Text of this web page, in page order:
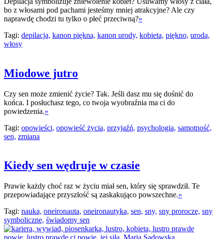
bo z włosami pod pachami jesteśmy mniej atrakcyjne? Ale czy
naprawdę chodzi tu tylko o płeć przeciwną?»
Tagi: depilacja, kanon piękna, kanon urody, kobieta, piękno, uroda,
włosy
Miodowe jutro
Czy sen może zmienić życie? Tak. Jeśli dasz mu się dośnić do
końca. I posłuchasz tego, co twoja wyobraźnia ma ci do
powiedzenia.»
Tagi: opowieści, opowieść życia, przyjaźń, psychologia, samotność,
sen, zmiana
Kiedy sen wędruje w czasie
Prawie każdy choć raz w życiu miał sen, który się sprawdził. Te
przepowiadające przyszłość są zaskakująco powszechne.»
Tagi: nauka, oneironauta, oneironautyka, sen, sny, sny prorocze, sny
symboliczne, świadomy sen